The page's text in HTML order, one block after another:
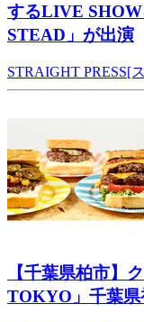
するLIVE
STEAD」が出演
STRAIGHT PRESS[
【千葉県柏市】
TOKYO」千葉県